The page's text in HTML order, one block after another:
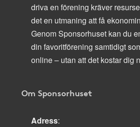
driva en förening kräver
det en utmaning att få
Genom Sponsorhuset kan du
din favoritförening samtidigt
online – utan att det kostar dig
Om Sponsorhuset
Adress: